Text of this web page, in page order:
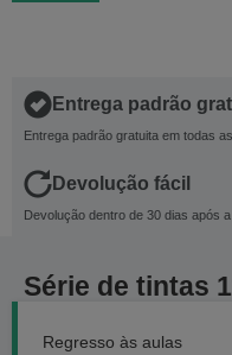
Entrega padrão
Entrega padrão gratuita em todas
Devolução fácil
Devolução dentro de 30 dias após a
Série de tintas
Regresso às aulas